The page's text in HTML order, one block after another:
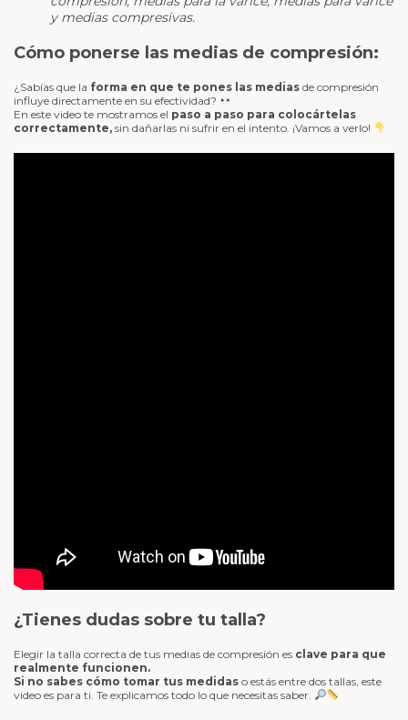
y medias compresivas.
Cómo ponerse las medias de compresión:
¿Sabías que la forma en que te pones las medias de compresión
influye directamente en su efectividad?
En este video te mostramos el paso a paso para colocártelas
correctamente, sin dañarlas ni sufrir en el intento. ¡Vamos a verlo!
¿Tienes dudas sobre tu talla?
Elegir la talla correcta de tus medias de compresión es clave para que
realmente funcionen.
Si no sabes cómo tomar tus medidas o estás entre dos tallas, este
video es para ti. Te explicamos todo lo que necesitas saber.